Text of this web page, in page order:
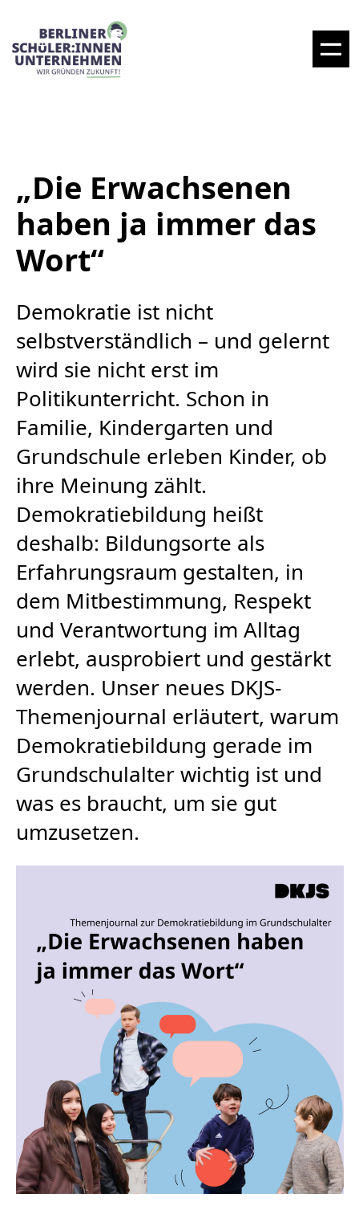
„Die Erwachsenen
haben ja immer das
Wort“
Demokratie ist nicht
selbstverständlich – und gelernt
wird sie nicht erst im
Politikunterricht. Schon in
Familie, Kindergarten und
Grundschule erleben Kinder, ob
ihre Meinung zählt.
Demokratiebildung heißt
deshalb: Bildungsorte als
Erfahrungsraum gestalten, in
dem Mitbestimmung, Respekt
und Verantwortung im Alltag
erlebt, ausprobiert und gestärkt
werden. Unser neues DKJS-
Themenjournal erläutert, warum
Demokratiebildung gerade im
Grundschulalter wichtig ist und
was es braucht, um sie gut
umzusetzen.